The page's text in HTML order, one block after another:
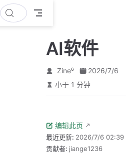
AI软件
Zine⁶
2026/7/6
小于 1 分钟
编辑此页
最近更新: 2026/7/6 02:39
贡献者: jiange1236